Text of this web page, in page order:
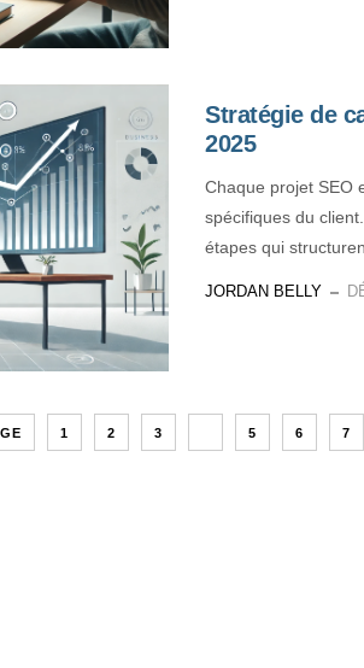
Stratégie de
2025
Chaque projet SEO
spécifiques du
étapes qui
JORDAN BELLY
1 2 3 5 6 7